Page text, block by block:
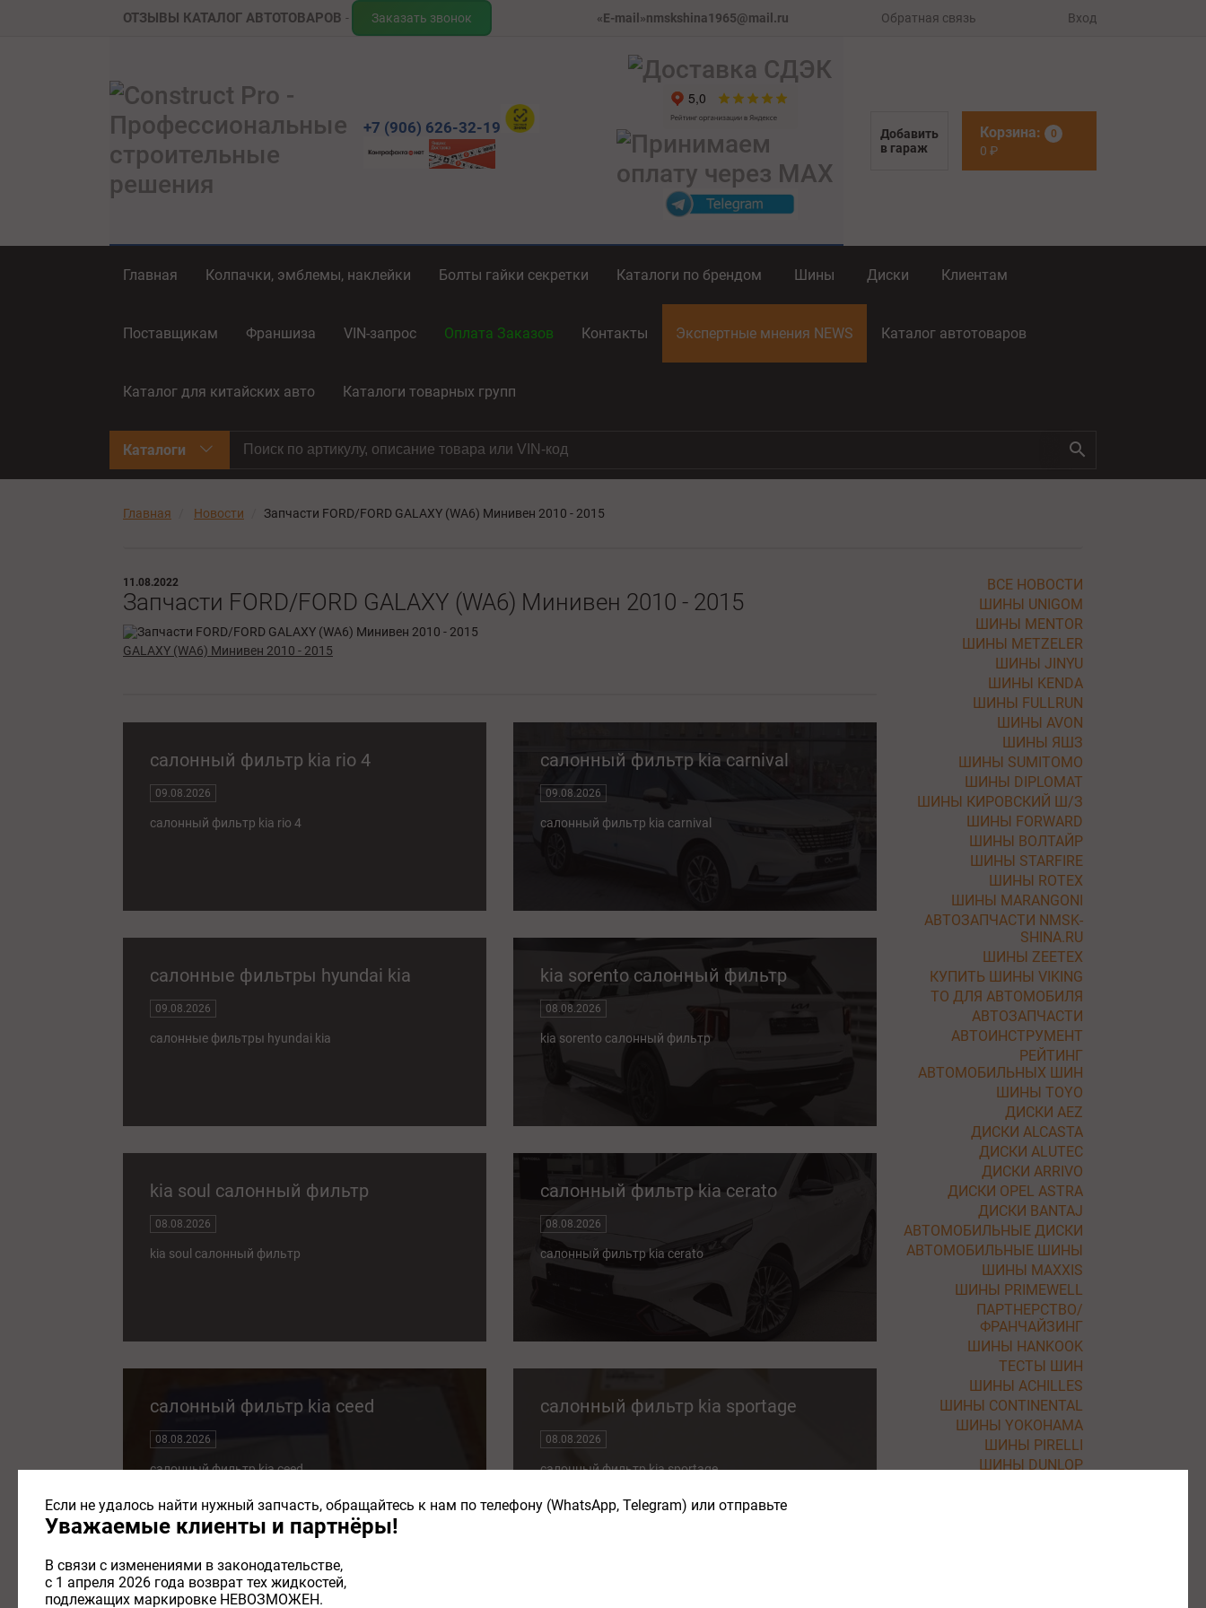
ОТЗЫВЫ КАТАЛОГ АВТОТОВАРОВ Заказать звонок «E-mail»nmskshina1965@mail.ru Обратная связь Вход
+7 (906) 626-32-19
Добавить
в гараж
Корзина: 0
0 ₽
Главная Колпачки, эмблемы, наклейки Болты гайки секретки Каталоги по брендом Шины Диски Клиентам
Поставщикам Франшиза VIN-запрос Оплата Заказов Контакты Экспертные мнения NEWS Каталог автотоваров
Каталог для китайских авто Каталоги товарных групп
Каталоги
Главная Новости Запчасти FORD/FORD GALAXY (WA6) Минивен 2010 - 2015
ВСЕ НОВОСТИ
ШИНЫ UNIGOM
ШИНЫ MENTOR
ШИНЫ METZELER
ШИНЫ JINYU
ШИНЫ KENDA
ШИНЫ FULLRUN
ШИНЫ AVON
ШИНЫ ЯШЗ
ШИНЫ SUMITOMO
ШИНЫ DIPLOMAT
ШИНЫ КИРОВСКИЙ Ш/З
ШИНЫ FORWARD
ШИНЫ ВОЛТАЙР
ШИНЫ STARFIRE
ШИНЫ ROTEX
ШИНЫ MARANGONI
АВТОЗАПЧАСТИ NMSK-
SHINA.RU
ШИНЫ ZEETEX
КУПИТЬ ШИНЫ VIKING
ТО ДЛЯ АВТОМОБИЛЯ
АВТОЗАПЧАСТИ
АВТОИНСТРУМЕНТ
РЕЙТИНГ
АВТОМОБИЛЬНЫХ ШИН
ШИНЫ TOYO
ДИСКИ AEZ
ДИСКИ ALCASTA
ДИСКИ ALUTEC
ДИСКИ ARRIVO
ДИСКИ OPEL ASTRA
ДИСКИ BANTAJ
АВТОМОБИЛЬНЫЕ ДИСКИ
АВТОМОБИЛЬНЫЕ ШИНЫ
ШИНЫ MAXXIS
ШИНЫ PRIMEWELL
ПАРТНЕРСТВО/
ФРАНЧАЙЗИНГ
ШИНЫ HANKOOK
ТЕСТЫ ШИН
ШИНЫ ACHILLES
ШИНЫ CONTINENTAL
ШИНЫ YOKOHAMA
ШИНЫ PIRELLI
ШИНЫ DUNLOP
11.08.2022
Запчасти FORD/FORD GALAXY (WA6) Минивен 2010 - 2015
GALAXY (WA6) Минивен 2010 - 2015
салонный фильтр kia rio 4
09.08.2026
салонный фильтр kia rio 4
салонный фильтр kia carnival
09.08.2026
салонный фильтр kia carnival
салонные фильтры hyundai kia
09.08.2026
салонные фильтры hyundai kia
kia sorento салонный фильтр
08.08.2026
kia sorento салонный фильтр
kia soul салонный фильтр
08.08.2026
kia soul салонный фильтр
салонный фильтр kia cerato
08.08.2026
салонный фильтр kia cerato
салонный фильтр kia ceed
08.08.2026
салонный фильтр kia ceed
салонный фильтр kia sportage
08.08.2026
салонный фильтр kia sportage
Если не удалось найти нужный запчасть, обращайтесь к нам по телефону (WhatsApp, Telegram) или отправьте
Уважаемые клиенты и партнёры!
В связи с изменениями в законодательстве,
с 1 апреля 2026 года возврат тех жидкостей,
подлежащих маркировке НЕВОЗМОЖЕН.